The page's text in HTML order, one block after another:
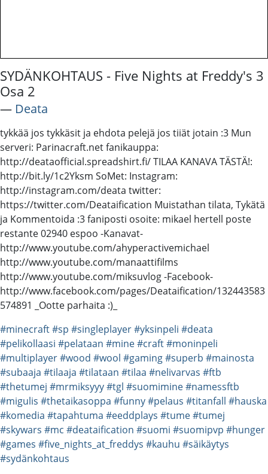
SYDÄNKOHTAUS - Five Nights at Freddy's 3
Osa 2
― Deata
tykkää jos tykkäsit ja ehdota pelejä jos tiiät jotain :3 Mun
serveri: Parinacraft.net fanikauppa:
http://deataofficial.spreadshirt.fi/ TILAA KANAVA TÄSTÄ!:
http://bit.ly/1c2Yksm SoMet: Instagram:
http://instagram.com/deata twitter:
https://twitter.com/Deataification Muistathan tilata, Tykätä
ja Kommentoida :3 faniposti osoite: mikael hertell poste
restante 02940 espoo -Kanavat-
http://www.youtube.com/ahyperactivemichael
http://www.youtube.com/manaattifilms
http://www.youtube.com/miksuvlog -Facebook-
http://www.facebook.com/pages/Deataification/132443583
574891 _Ootte parhaita :)_
#minecraft#sp #singleplayer#yksinpeli #deata
#pelikollaasi #pelataan #mine#craft#moninpeli
#multiplayer#wood #wool #gaming#superb #mainosta
#subaaja #tilaaja #tilataan #tilaa #nelivarvas #ftb
#thetumej #mrmiksyyy#tgl #suomimine#namessftb
#migulis #thetaikasoppa #funny#pelaus #titanfall #hauska
#komedia #tapahtuma #eeddplays #tume#tumej
#skywars #mc #deataification #suomi #suomipvp #hunger
#games #five_nights_at_freddys #kauhu #säikäytys
#sydänkohtaus